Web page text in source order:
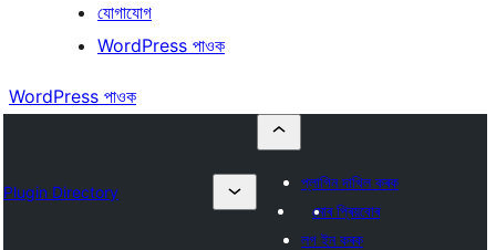
যোগাযোগ
WordPress পাওক
WordPress পাওক
Plugin Directory
প্লাগিন দাখিল কৰক
মোৰ প্ৰিয়বোৰ
লগ ইন কৰক